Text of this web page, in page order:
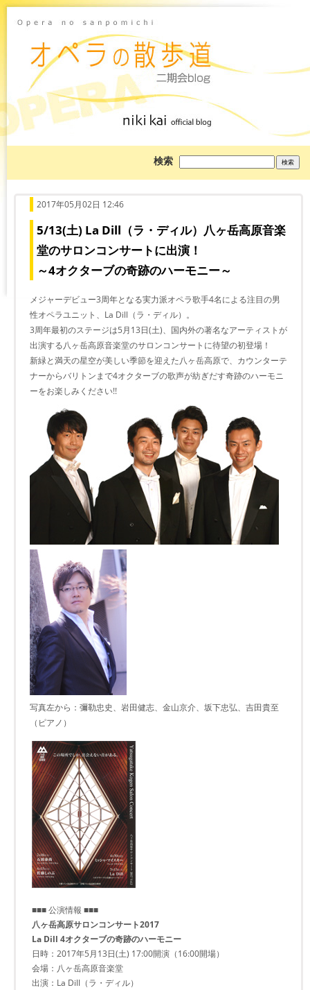
検索
を
2017年05月02日 12:46
5/13(土) La Dill（ラ・ディル）八ヶ岳高原音楽
堂のサロンコンサートに出演！
～4オクターブの奇跡のハーモニー～
メジャーデビュー3周年となる実力派オペラ歌手4名による注目の男
性オペラユニット、La Dill（ラ・ディル）。
3周年最初のステージは5月13日(土)、国内外の著名なアーティストが
出演する八ヶ岳高原音楽堂のサロンコンサートに待望の初登場！
新緑と満天の星空が美しい季節を迎えた八ヶ岳高原で、カウンターテ
ナーからバリトンまで4オクターブの歌声が紡ぎだす奇跡のハーモニ
ーをお楽しみください!!
写真左から：彌勒忠史、岩田健志、金山京介、坂下忠弘、吉田貴至
（ピアノ）
■■■ 公演情報 ■■■
八ヶ岳高原サロンコンサート2017
La Dill 4オクターブの奇跡のハーモニー
日時：2017年5月13日(土) 17:00開演（16:00開場）
会場：八ヶ岳高原音楽堂
出演：La Dill（ラ・ディル）